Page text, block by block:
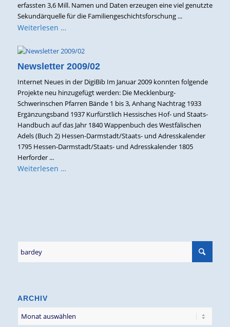
erfassten 3,6 Mill. Namen und Daten erzeugen eine viel genutzte
Sekundärquelle für die Familiengeschichtsforschung ...
Weiterlesen …
Newsletter 2009/02
Internet Neues in der DigiBib Im Januar 2009 konnten folgende
Projekte neu hinzugefügt werden: Die Mecklenburg-
Schwerinschen Pfarren Bände 1 bis 3, Anhang Nachtrag 1933
Ergänzungsband 1937 Kurfürstlich Hessisches Hof- und Staats-
Handbuch auf das Jahr 1840 Wappenbuch des Westfälischen
Adels (Buch 2) Hessen-Darmstadt/Staats- und Adresskalender
1795 Hessen-Darmstadt/Staats- und Adresskalender 1805
Herforder ...
Weiterlesen …
ARCHIV